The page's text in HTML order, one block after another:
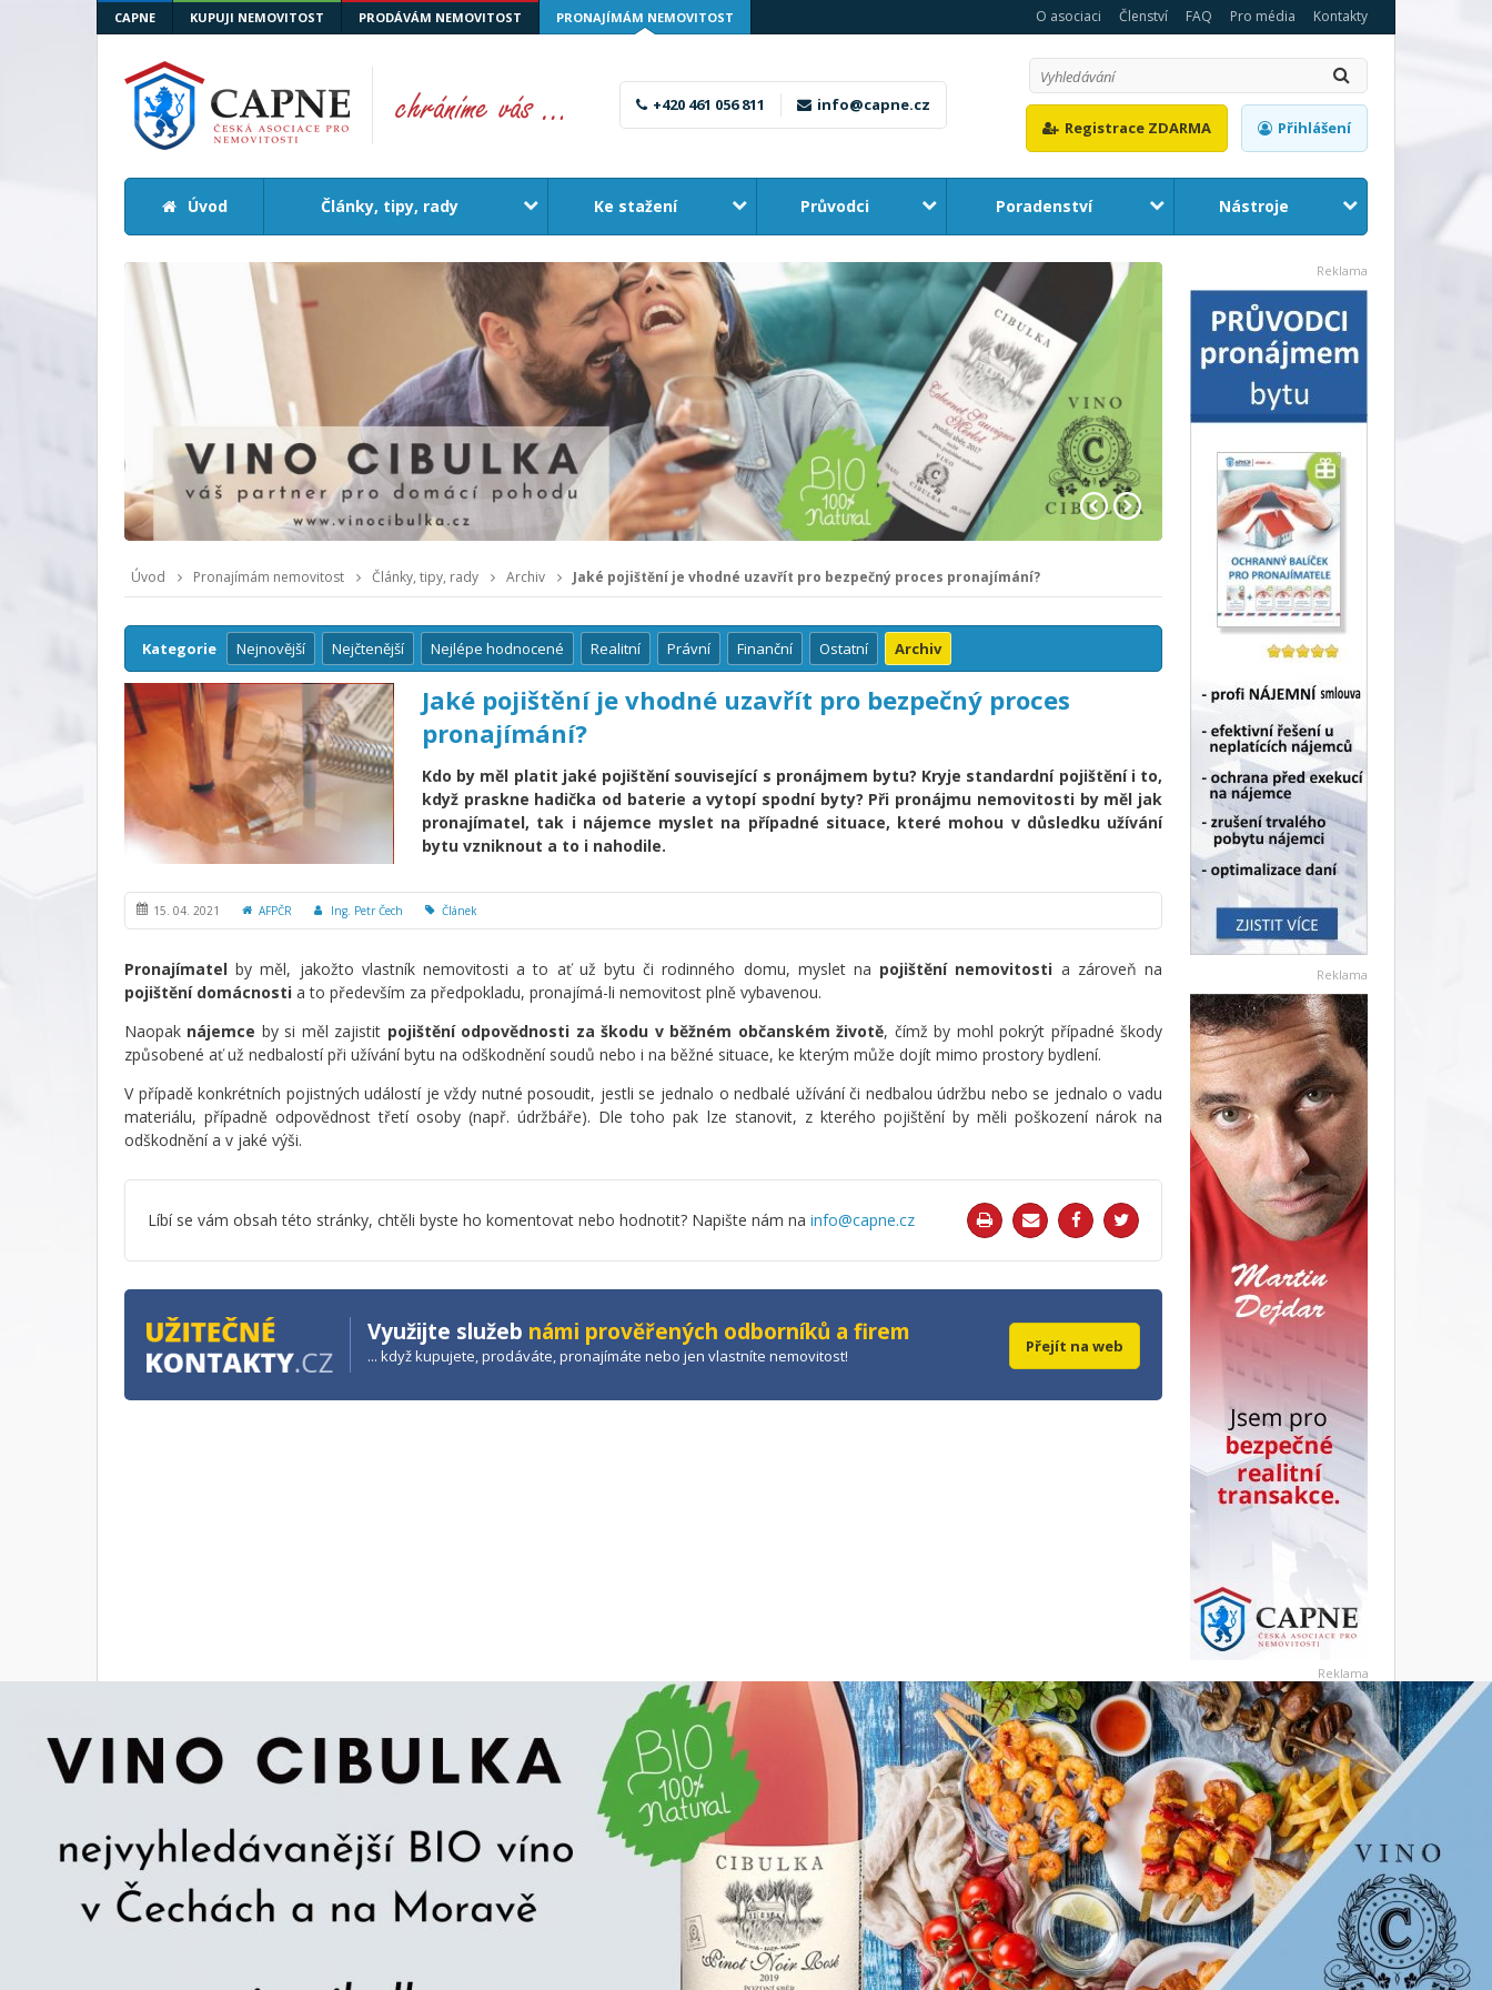
CAPNE KUPUJI NEMOVITOST PRODÁVÁM NEMOVITOST PRONAJÍMÁM NEMOVITOST O asociaci Členství FAQ Pro média Kontakty
+420 461 056 811
info@capne.cz
Registrace ZDARMA
Přihlášení
Úvod Články, tipy, rady Ke stažení Průvodci Poradenství Nástroje
Reklama
Reklama
1 2
Úvod Pronajímám nemovitost Články, tipy, rady Archiv Jaké pojištění je vhodné uzavřít pro bezpečný proces pronajímání?
Kategorie Nejnovější Nejčtenější Nejlépe hodnocené Realitní Právní Finanční Ostatní Archiv
Jaké pojištění je vhodné uzavřít pro bezpečný proces
pronajímání?
Kdo by měl platit jaké pojištění související s pronájmem bytu? Kryje standardní pojištění i to,
když praskne hadička od baterie a vytopí spodní byty? Při pronájmu nemovitosti by měl jak
pronajímatel, tak i nájemce myslet na případné situace, které mohou v důsledku užívání
bytu vzniknout a to i nahodile.
15. 04. 2021 AFPČR Ing. Petr Čech Článek
Pronajímatel by měl, jakožto vlastník nemovitosti a to ať už bytu či rodinného domu, myslet na pojištění nemovitosti a zároveň na
pojištění domácnosti a to především za předpokladu, pronajímá-li nemovitost plně vybavenou.
Naopak nájemce by si měl zajistit pojištění odpovědnosti za škodu v běžném občanském životě, čímž by mohl pokrýt případné škody
způsobené ať už nedbalostí při užívání bytu na odškodnění soudů nebo i na běžné situace, ke kterým může dojít mimo prostory bydlení.
V případě konkrétních pojistných událostí je vždy nutné posoudit, jestli se jednalo o nedbalé užívání či nedbalou údržbu nebo se jednalo o vadu
materiálu, případně odpovědnost třetí osoby (např. údržbáře). Dle toho pak lze stanovit, z kterého pojištění by měli poškození nárok na
odškodnění a v jaké výši.
Líbí se vám obsah této stránky, chtěli byste ho komentovat nebo hodnotit? Napište nám na info@capne.cz
Využijte služeb námi prověřených odborníků a firem
... když kupujete, prodáváte, pronajímáte nebo jen vlastníte nemovitost! Přejít na web
Reklama